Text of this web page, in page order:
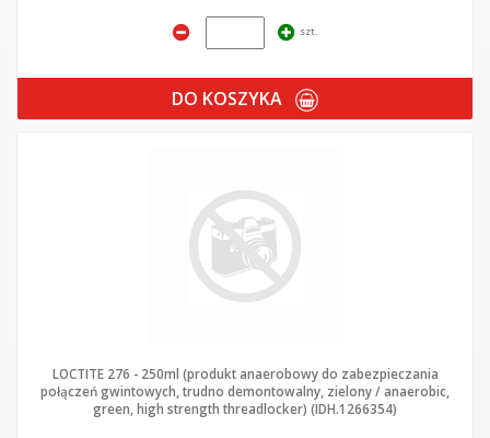
szt.
DO KOSZYKA
LOCTITE 276 - 250ml (produkt anaerobowy do zabezpieczania
połączeń gwintowych, trudno demontowalny, zielony / anaerobic,
green, high strength threadlocker) (IDH.1266354)